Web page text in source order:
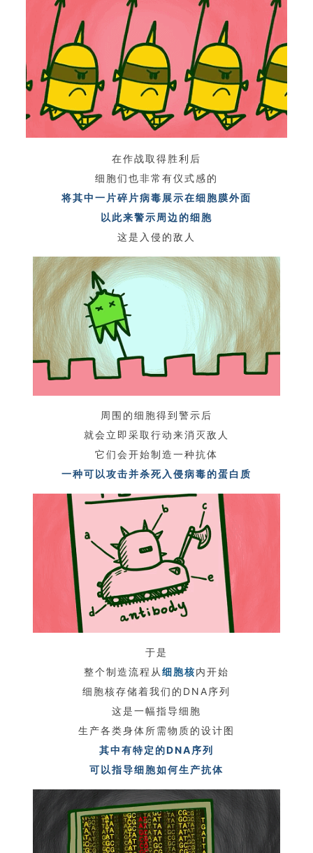
在作战取得胜利后
细胞们也非常有仪式感的
将其中一片碎片病毒展示在细胞膜外面
以此来警示周边的细胞
这是入侵的敌人
周围的细胞得到警示后
就会立即采取行动来消灭敌人
它们会开始制造一种抗体
一种可以攻击并杀死入侵病毒的蛋白质
于是
整个制造流程从 细胞核内开始
细胞核存储着我们的DNA序列
这是一幅指导细胞
生产各类身体所需物质的设计图
其中有特定的DNA序列
可以指导细胞如何生产抗体